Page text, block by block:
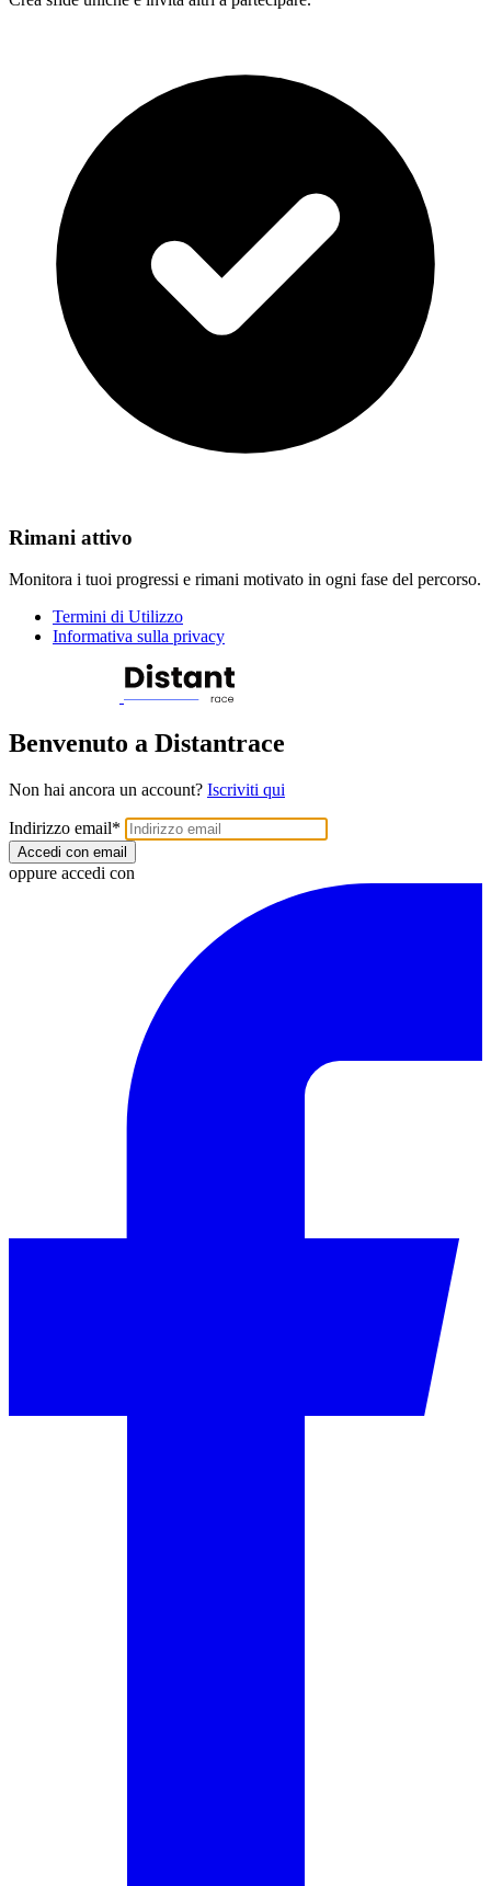
Rimani attivo
Monitora i tuoi progressi e rimani motivato in ogni fase del percorso.
Termini di Utilizzo
Informativa sulla privacy
Benvenuto a Distantrace
Non hai ancora un account? Iscriviti qui
Indirizzo email*
Accedi con email
oppure accedi con